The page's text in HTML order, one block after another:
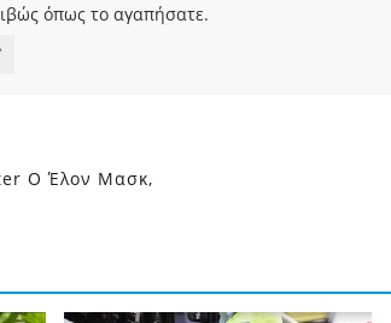
όπως το αγαπήσατε.
Ο Έλον Μασκ,